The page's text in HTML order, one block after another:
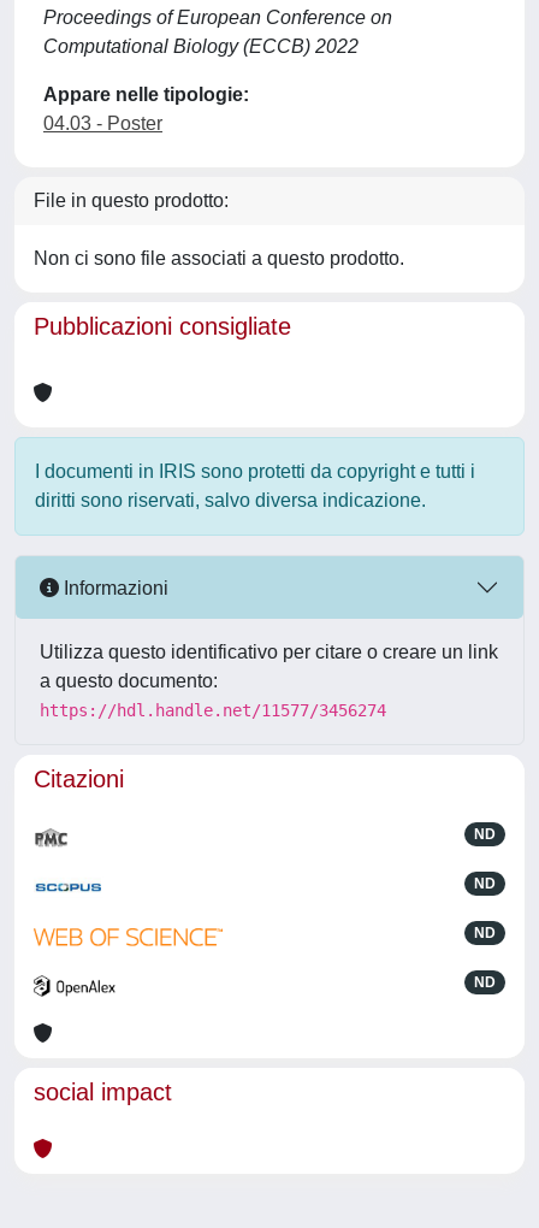
Proceedings of European Conference on
Computational Biology (ECCB) 2022
Appare nelle tipologie:
04.03 - Poster
File in questo prodotto:
Non ci sono file associati a questo prodotto.
Pubblicazioni consigliate
I documenti in IRIS sono protetti da copyright e tutti i
diritti sono riservati, salvo diversa indicazione.
Informazioni
Utilizza questo identificativo per citare o creare un link
a questo documento:
https://hdl.handle.net/11577/3456274
Citazioni
ND
ND
ND
ND
social impact